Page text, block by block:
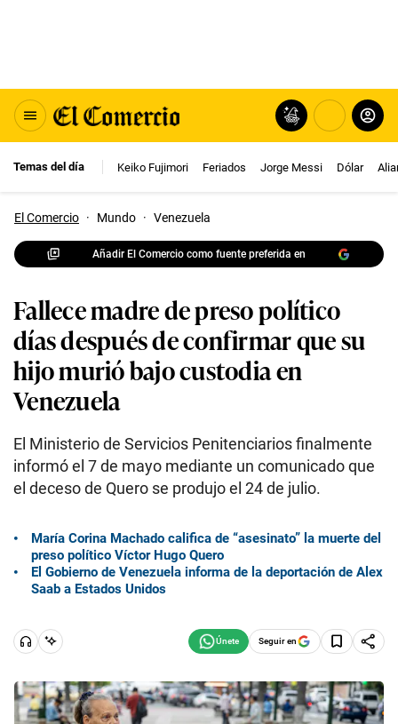
Temas del día Keiko Fujimori Feriados Jorge Messi Dólar
El Comercio · Mundo · Venezuela
Añadir El Comercio como fuente preferida en
Fallece madre de preso político
días después de confirmar que su
hijo murió bajo custodia en
Venezuela
El Ministerio de Servicios Penitenciarios finalmente
informó el 7 de mayo mediante un comunicado que
el deceso de Quero se produjo el 24 de julio.
María Corina Machado califica de “asesinato” la muerte del
preso político Víctor Hugo Quero
El Gobierno de Venezuela informa de la deportación de Alex
Saab a Estados Unidos
Seguir en